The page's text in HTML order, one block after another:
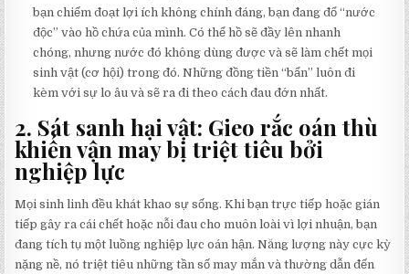
bạn chiếm đoạt lợi ích không chính đáng, bạn đang đổ “nước
độc” vào hồ chứa của mình. Có thể hồ sẽ đầy lên nhanh
chóng, nhưng nước đó không dùng được và sẽ làm chết mọi
sinh vật (cơ hội) trong đó. Những đồng tiền “bẩn” luôn đi
kèm với sự lo âu và sẽ ra đi theo cách đau đớn nhất.
2. Sát sanh hại vật: Gieo rắc oán thù
khiến vận may bị triệt tiêu bởi
nghiệp lực
Mọi sinh linh đều khát khao sự sống. Khi bạn trực tiếp hoặc gián
tiếp gây ra cái chết hoặc nỗi đau cho muôn loài vì lợi nhuận, bạn
đang tích tụ một luồng nghiệp lực oán hận. Năng lượng này cực kỳ
nặng nề, nó triệt tiêu những tần số may mắn và thường dẫn đến